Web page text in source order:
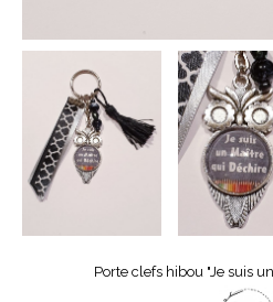
Porte clefs hibou "Je suis